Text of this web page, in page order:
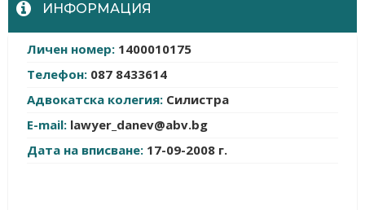
ИНФОРМАЦИЯ
Личен номер: 1400010175
Телефон: 087 8433614
Адвокатска колегия: Силистра
E-mail: lawyer_danev@abv.bg
Дата на вписване: 17-09-2008 г.